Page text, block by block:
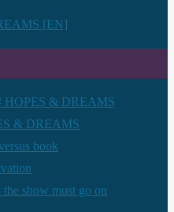
[EN]
HOPES & DREAMS
& DREAMS
book
the show must go on